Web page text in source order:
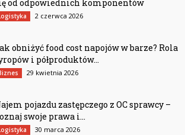
od odpowiednich komponentów
2 czerwca 2026
obniżyć food cost napojów w barze? Rola
i półproduktów...
29 kwietnia 2026
pojazdu zastępczego z OC sprawcy –
swoje prawa i...
30 marca 2026